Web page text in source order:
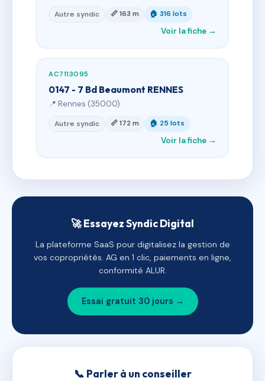
Autre syndic 📏 163 m 🏠 316 lots
Voir la fiche →
AC7113095
0147 - 7 Bd Beaumont RENNES
📍 Rennes (35000)
Autre syndic 📏 172 m 🏠 25 lots
Voir la fiche →
🚀 Essayez Syndic Digital
La plateforme SaaS pour digitalisez la gestion de
vos copropriétés. AG en 1 clic, paiements en ligne,
conformité ALUR.
Essai gratuit 30 jours →
📞 Parler à un conseiller